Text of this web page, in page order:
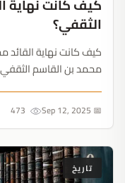
كيف كانت نهاية
الثقفي؟
كيف كانت نهاية القائد
محمد بن القاسم
سليمان بن عبد الملك📅 Sep 12, 2025
تاريخ